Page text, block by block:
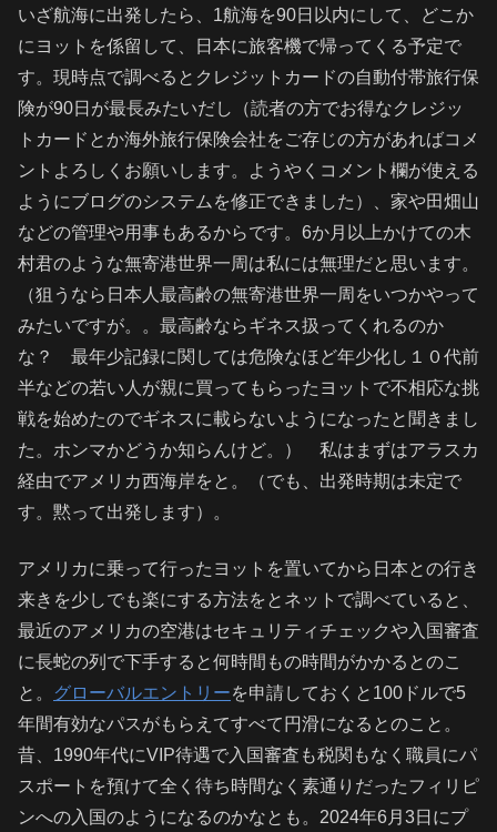
いざ航海に出発したら、1航海を90日以内にして、どこか
にヨットを係留して、日本に旅客機で帰ってくる予定で
す。現時点で調べるとクレジットカードの自動付帯旅行保
険が90日が最長みたいだし（読者の方でお得なクレジッ
トカードとか海外旅行保険会社をご存じの方があればコメ
ントよろしくお願いします。ようやくコメント欄が使える
ようにブログのシステムを修正できました）、家や田畑山
などの管理や用事もあるからです。6か月以上かけての木
村君のような無寄港世界一周は私には無理だと思います。
（狙うなら日本人最高齢の無寄港世界一周をいつかやって
みたいですが。。最高齢ならギネス扱ってくれるのか
な？ 最年少記録に関しては危険なほど年少化し１０代前
半などの若い人が親に買ってもらったヨットで不相応な挑
戦を始めたのでギネスに載らないようになったと聞きまし
た。ホンマかどうか知らんけど。） 私はまずはアラスカ
経由でアメリカ西海岸をと。（でも、出発時期は未定で
す。黙って出発します）。
アメリカに乗って行ったヨットを置いてから日本との行き
来きを少しでも楽にする方法をとネットで調べていると、
最近のアメリカの空港はセキュリティチェックや入国審査
に長蛇の列で下手すると何時間もの時間がかかるとのこ
と。 グローバルエントリーを申請しておくと100ドルで5
年間有効なパスがもらえてすべて円滑になるとのこと。
昔、1990年代にVIP待遇で入国審査も税関もなく職員にパ
スポートを預けて全く待ち時間なく素通りだったフィリピ
ンへの入国のようになるのかなとも。2024年6月3日にプ